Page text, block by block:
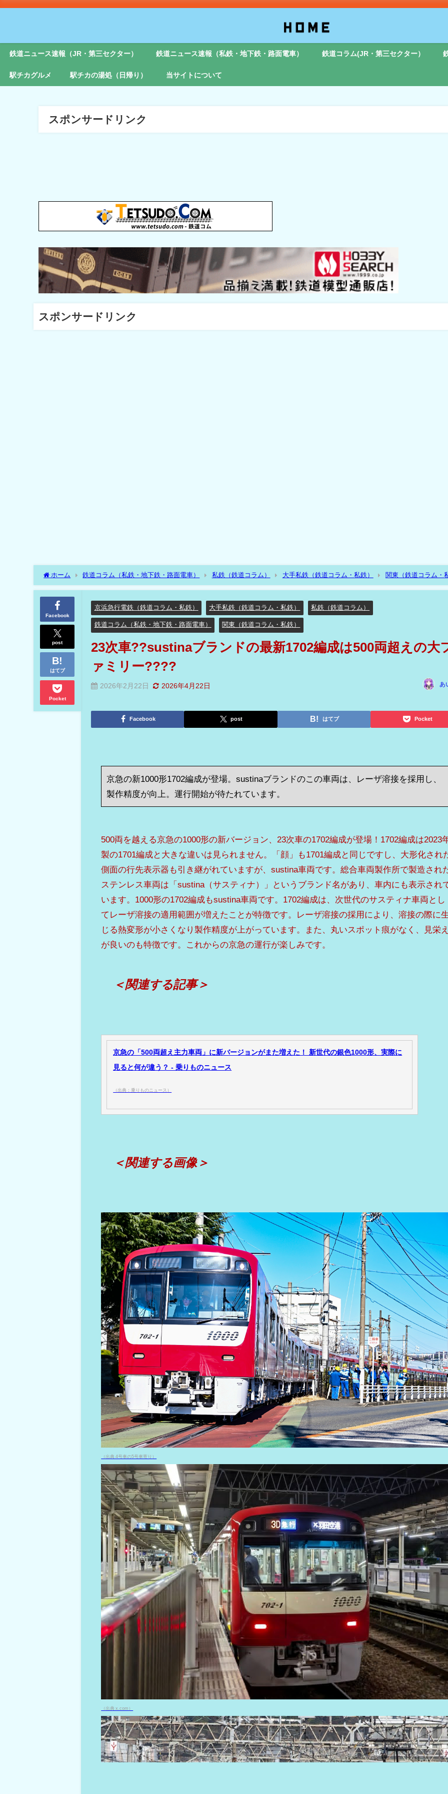
鉄道ニュース速報（JR・第三セクター） 鉄道ニュース速報（私鉄・地下鉄・路面電車） 鉄道コラム(JR・第三セクター）
駅チカグルメ 駅チカの湯処（日帰り） 当サイトについて
スポンサードリンク
スポンサードリンク
ホーム 鉄道コラム（私鉄・地下鉄・路面電車） 私鉄（鉄道コラム） 大手私鉄（鉄道コラム・私鉄）
関東（鉄道コラム・
鉄）
京浜急行電鉄（鉄道コラム・私鉄） 23次車??sustinaブランドの最新1702編成は500両超えの大ファミリー????
Facebook
post
はてブ
Pocket
京浜急行電鉄（鉄道コラム・私鉄） 大手私鉄（鉄道コラム・私鉄） 私鉄（鉄道コラム）
鉄道コラム（私鉄・地下鉄・路面電車） 関東（鉄道コラム・私鉄）
23次車??sustinaブランドの最新1702編成は500両超えの大
ァミリー????
2026年2月22日 2026年4月22日 あ
Facebook post はてブ Pocket
京急の新1000形1702編成が登場。sustinaブランドのこの車両は、レーザ溶接を採用し、
製作精度が向上。運行開始が待たれています。
500両を越える京急の1000形の新バージョン、23次車の1702編成が登場！1702編成は2023
製の1701編成と大きな違いは見られません。「顔」も1701編成と同じですし、大形化され
側面の行先表示器も引き継がれていますが、sustina車両です。総合車両製作所で製造され
ステンレス車両は「sustina（サスティナ）」というブランド名があり、車内にも表示され
います。1000形の1702編成もsustina車両です。1702編成は、次世代のサスティナ車両とし
てレーザ溶接の適用範囲が増えたことが特徴です。レーザ溶接の採用により、溶接の際に
じる熱変形が小さくなり製作精度が上がっています。また、丸いスポット痕がなく、見栄
が良いのも特徴です。これからの京急の運行が楽しみです。
＜関連する記事＞
京急の「500両超え主力車両」に新バージョンがまた増えた！ 新世代の銀色1000形、実際に
見ると何が違う？ - 乗りものニュース
（出典：乗りものニュース）
＜関連する画像＞
（出典 4号車の5号車寄り）
（出典 x.com）